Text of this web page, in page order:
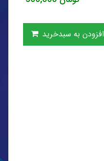
افزودن به سبدخرید